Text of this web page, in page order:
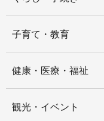
子育て・教育
健康・医療・福祉
観光・イベント